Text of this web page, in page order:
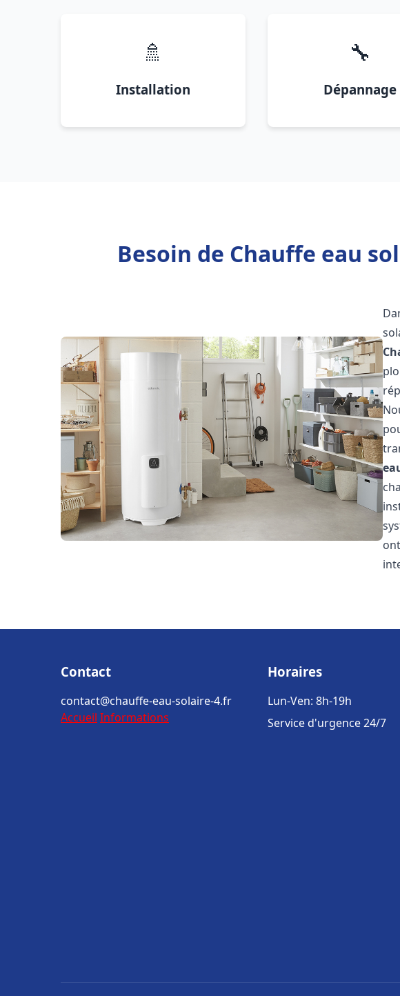
🚿
Installation
🔧
Dépannage
Besoin de Chauffe eau
Contact
contact@chauffe-eau-solaire-4.fr
Accueil Informations
Horaires
Lun-Ven: 8h-19h
Service d'urgence 24/7